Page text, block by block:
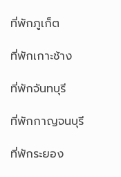
ที่พักภูเก็ต
ที่พักเกาะช้าง
ที่พักจันทบุรี
ที่พักกาญจนบุรี
ที่พักระยอง